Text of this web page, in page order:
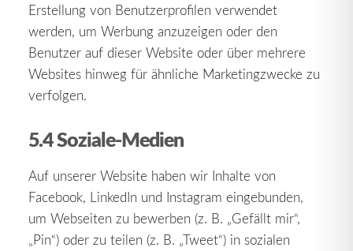
Erstellung von Benutzerprofilen verwendet
werden, um Werbung anzuzeigen oder den
Benutzer auf dieser Website oder über mehrere
Websites hinweg für ähnliche Marketingzwecke zu
verfolgen.
5.4 Soziale-Medien
Auf unserer Website haben wir Inhalte von
Facebook, LinkedIn und Instagram eingebunden,
um Webseiten zu bewerben (z. B. „Gefällt mir“,
„Pin“) oder zu teilen (z. B. „Tweet“) in sozialen